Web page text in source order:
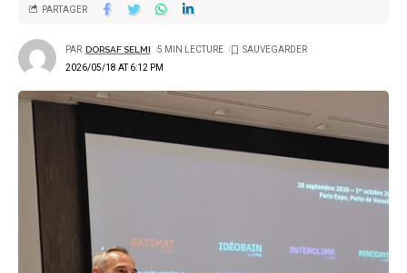
2026/05/18 AT 6:12 PM
PAR DORSAF SELMI 5 MIN LECTURE
PARTAGER